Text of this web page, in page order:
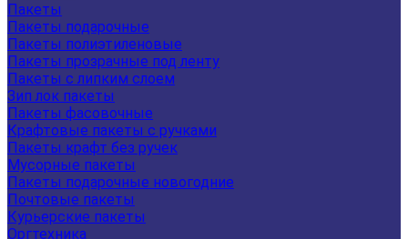
Пакеты
Пакеты подарочные
Пакеты полиэтиленовые
Пакеты прозрачные под ленту
Пакеты с липким слоем
Зип лок пакеты
Пакеты фасовочные
Крафтовые пакеты с ручками
Пакеты крафт без ручек
Мусорные пакеты
Пакеты подарочные новогодние
Почтовые пакеты
Курьерские пакеты
Оргтехника